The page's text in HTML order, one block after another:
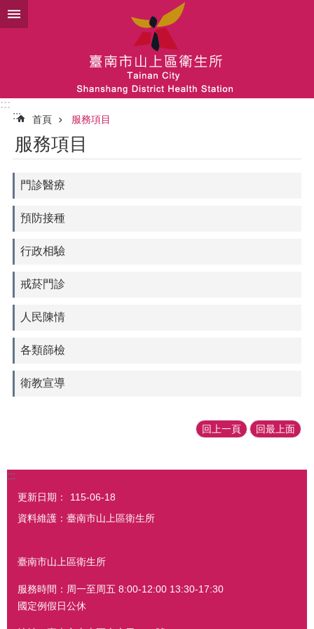
跳到主要內容區塊
:::
:::
首頁 服務項目
服務項目
門診醫療
預防接種
行政相驗
戒菸門診
人民陳情
各類篩檢
衛教宣導
回上一頁 回最上面
:::
更新日期：
115-06-18
資料維護：臺南市山上區衛生所
臺南市山上區衛生所
服務時間：周一至周五 8:00-12:00 13:30-17:30
國定例假日公休